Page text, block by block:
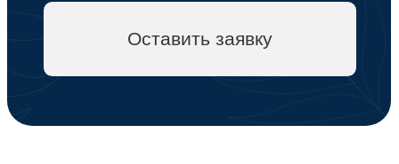
Мы в социальных
сетях